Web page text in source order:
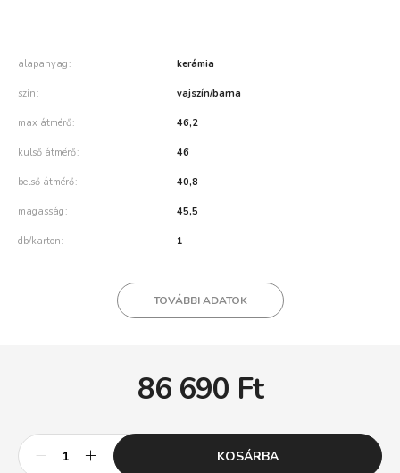
alapanyag kerámia
szín vajszín/barna
max átmérő 46,2
külső átmérő 46
belső átmérő 40,8
magasság 45,5
db/karton 1
TOVÁBBI ADATOK
86 690 Ft
KOSÁRBA